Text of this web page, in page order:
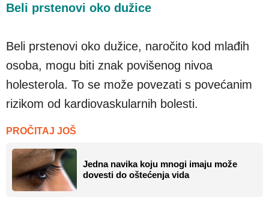
Beli prstenovi oko dužice
Beli prstenovi oko dužice, naročito kod mlađih
osoba, mogu biti znak povišenog nivoa
holesterola. To se može povezati s povećanim
rizikom od kardiovaskularnih bolesti.
PROČITAJ JOŠ
Jedna navika koju mnogi imaju može
dovesti do oštećenja vida